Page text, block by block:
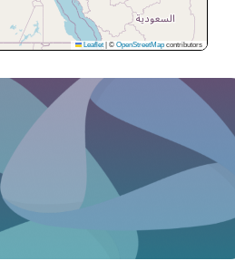
Leaflet © OpenStreetMap contributors